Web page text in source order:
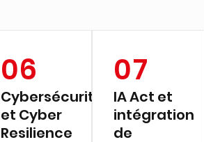
06
Cybersécurité
et Cyber
Resilience
07
IA Act et
intégration
de